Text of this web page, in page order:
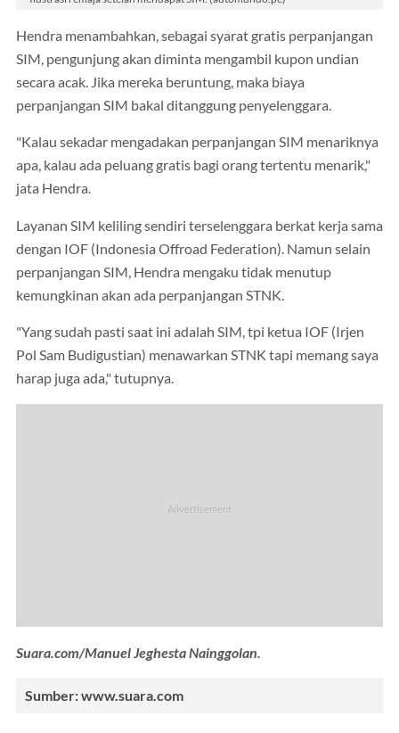
Hendra menambahkan, sebagai syarat gratis perpanjangan
SIM, pengunjung akan diminta mengambil kupon undian
secara acak. Jika mereka beruntung, maka biaya
perpanjangan SIM bakal ditanggung penyelenggara.
"Kalau sekadar mengadakan perpanjangan SIM menariknya
apa, kalau ada peluang gratis bagi orang tertentu menarik,"
jata Hendra.
Layanan SIM keliling sendiri terselenggara berkat kerja sama
dengan IOF (Indonesia Offroad Federation). Namun selain
perpanjangan SIM, Hendra mengaku tidak menutup
kemungkinan akan ada perpanjangan STNK.
"Yang sudah pasti saat ini adalah SIM, tpi ketua IOF (Irjen
Pol Sam Budigustian) menawarkan STNK tapi memang saya
harap juga ada," tutupnya.
Suara.com/Manuel Jeghesta Nainggolan.
Sumber: www.suara.com